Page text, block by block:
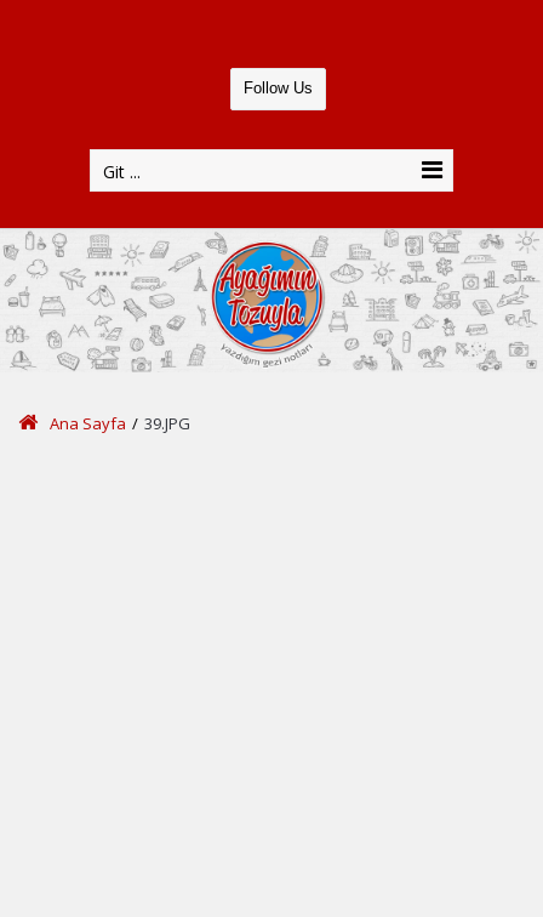
Follow Us
Git ...
Ana Sayfa / 39.JPG